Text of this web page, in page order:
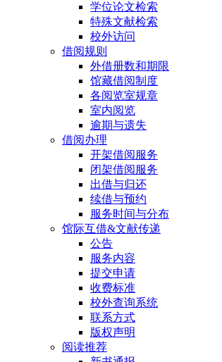
学位论文检索
特殊文献检索
校外访问
借阅规则
外借册数和期限
馆藏借阅制度
各阅览室规章
室内阅览
逾期与遗失
借阅办理
开架借阅服务
闭架借阅服务
出借与归还
续借与预约
服务时间与分布
馆际互借&文献传递
公告
服务内容
提交申请
收费标准
校外查询系统
联系方式
版权声明
阅读推荐